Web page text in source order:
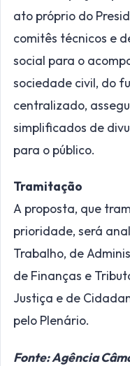
ato próprio do
comitês técnicos e
social para o
sociedade civil, do
centralizado,
simplificados de
para o público.
Tramitação
A proposta, que
prioridade, será
Trabalho, de
de Finanças e
Justiça e de
pelo Plenário.
Fonte: Agência